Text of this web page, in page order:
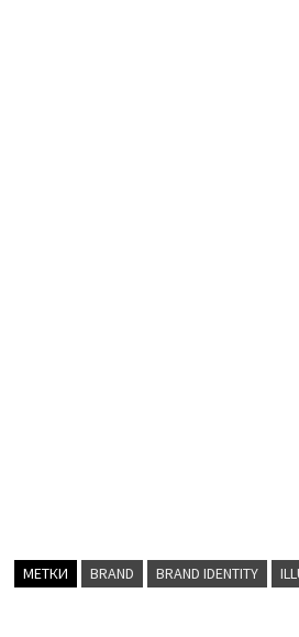
МЕТКИ BRAND BRAND IDENTITY